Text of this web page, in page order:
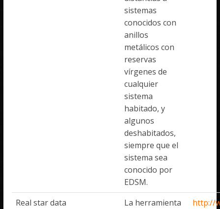
sistemas
conocidos con
anillos
metálicos con
reservas
vírgenes de
cualquier
sistema
habitado, y
algunos
deshabitados,
siempre que el
sistema sea
conocido por
EDSM.
Real star data
La herramienta
http://